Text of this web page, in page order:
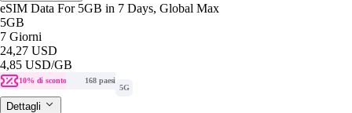
eSIM Data For 5GB in 7 Days, Global Max
5GB
7 Giorni
24,27 USD
4,85 USD/GB
10% di sconto
168 paesi
5G
Dettagli